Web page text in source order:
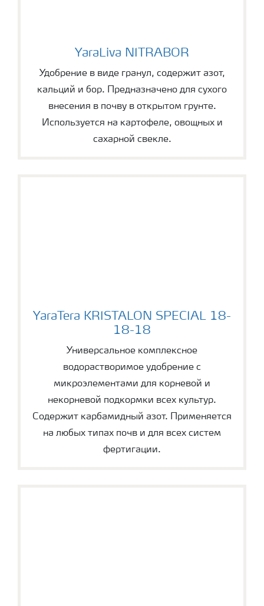
YaraLiva NITRABOR
Удобрение в виде гранул, содержит азот,
кальций и бор. Предназначено для сухого
внесения в почву в открытом грунте.
Используется на картофеле, овощных и
сахарной свекле.
YaraTera KRISTALON SPECIAL 18-
18-18
Универсальное комплексное
водорастворимое удобрение с
микроэлементами для корневой и
некорневой подкормки всех культур.
Содержит карбамидный азот. Применяется
на любых типах почв и для всех систем
фертигации.